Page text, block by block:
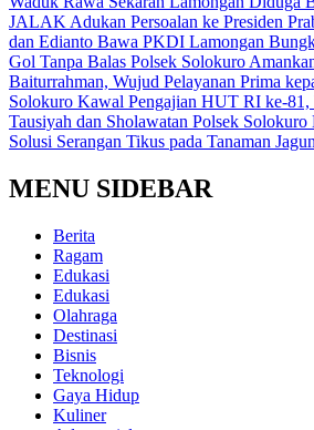
JALAK Adukan Persoalan ke Presiden
dan Edianto Bawa PKDI Lamongan
Gol Tanpa Balas Polsek Solokuro
Baiturrahman, Wujud Pelayanan Prima
Solokuro Kawal Pengajian HUT RI ke-81,
Tausiyah dan Sholawatan Polsek Solokuro
Solusi Serangan Tikus pada Tanaman
MENU SIDEBAR
Berita
Ragam
Edukasi
Edukasi
Olahraga
Destinasi
Bisnis
Teknologi
Gaya Hidup
Kuliner